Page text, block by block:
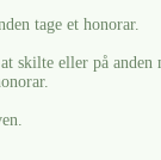
tage et honorar.
skilte eller på anden